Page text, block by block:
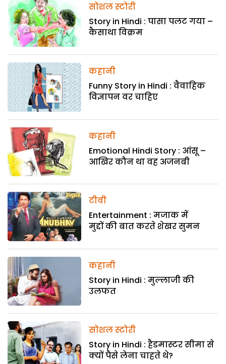
सोशल स्टोरी
Story in Hindi : पासा पलट गया –
कैसाथा विक्रम
कहानी
Funny Story in Hindi : वैवाहिक
विज्ञापन वर चाहिए
कहानी
Emotional Hindi Story : आंसू –
आखिर कौन था वह अजनबी
टीवी
Entertainment : मजाक में
मुद्दों की बात करते शेखर सुमन
कहानी
Story in Hindi : मुल्लाजी की
उलफत
सोशल स्टोरी
Story in Hindi : हैडमास्टर सीमा से
क्यों पैसे लेना चाहते थे?